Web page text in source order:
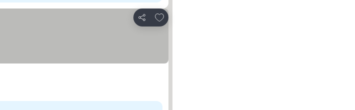
Partilhar
Adicionar aos favoritos